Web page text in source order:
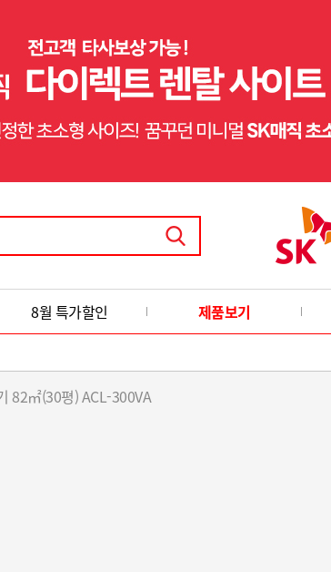
8월 특가할인 제품보기